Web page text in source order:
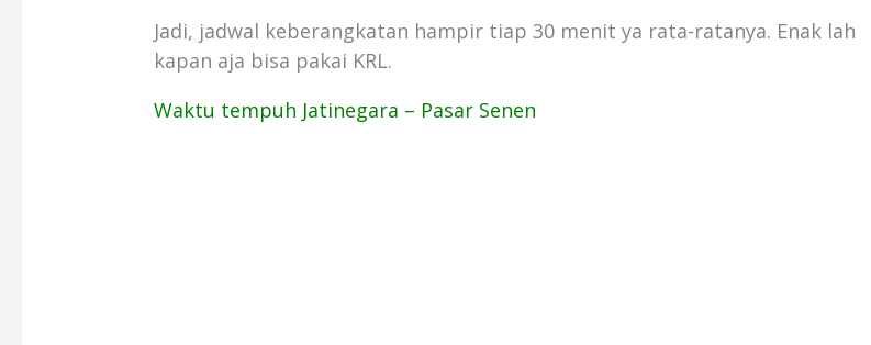
Jadi, jadwal keberangkatan hampir tiap 30 menit ya rata-ratanya. Enak lah
kapan aja bisa pakai KRL.
Waktu tempuh Jatinegara – Pasar Senen